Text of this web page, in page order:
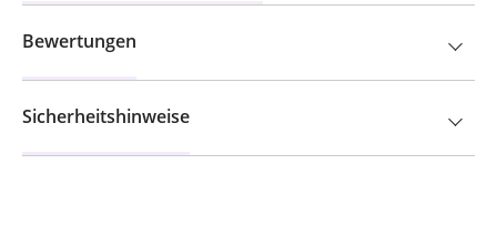
Bewertungen
Sicherheitshinweise